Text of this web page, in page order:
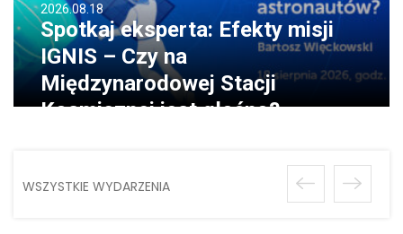
2026.08.18
Spotkaj eksperta: Efekty misji
IGNIS – Czy na
Międzynarodowej Stacji
Kosmicznej jest głośno?
WSZYSTKIE WYDARZENIA